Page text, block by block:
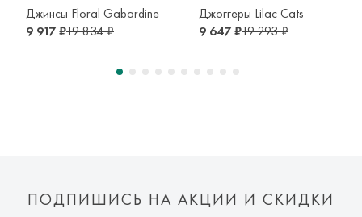
транспортной компании. Доставка осуществляется в срок и
по тарифам транспортной компании.
Оплата осуществляется онлайн банковскими картами Visa,
Джинсы Floral Gabardine
9 917 ₽19 834 ₽
Джоггеры Lilac Cats
9 647 ₽19 293 ₽
ПОДПИШИСЬ НА АКЦИИ И СКИДКИ